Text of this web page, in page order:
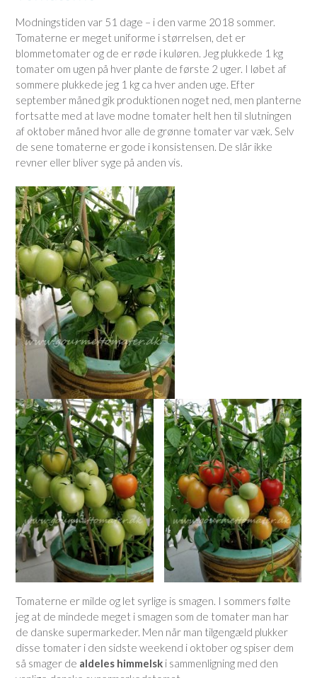
Modningstiden var 51 dage – i den varme 2018 sommer.
Tomaterne er meget uniforme i størrelsen, det er
blommetomater og de er røde i kuløren. Jeg plukkede 1 kg
tomater om ugen på hver plante de første 2 uger. I løbet af
sommere plukkede jeg 1 kg ca hver anden uge. Efter
september måned gik produktionen noget ned, men planterne
fortsatte med at lave modne tomater helt hen til slutningen
af oktober måned hvor alle de grønne tomater var væk. Selv
de sene tomaterne er gode i konsistensen. De slår ikke
revner eller bliver syge på anden vis.
Tomaterne er milde og let syrlige is smagen. I sommers følte
jeg at de mindede meget i smagen som de tomater man har
de danske supermarkeder. Men når man tilgengæld plukker
disse tomater i den sidste weekend i oktober og spiser dem
så smager de aldeles himmelsk i sammenligning med den